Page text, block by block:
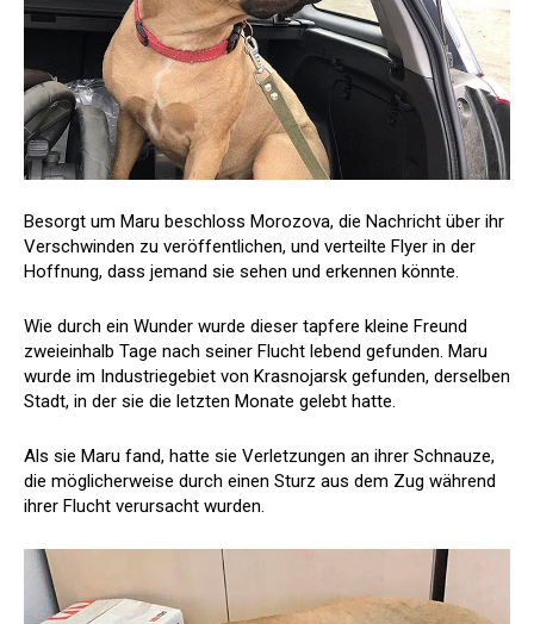
Besorgt um Maru beschloss Morozova, die Nachricht über ihr
Verschwinden zu veröffentlichen, und verteilte Flyer in der
Hoffnung, dass jemand sie sehen und erkennen könnte.
Wie durch ein Wunder wurde dieser tapfere kleine Freund
zweieinhalb Tage nach seiner Flucht lebend gefunden. Maru
wurde im Industriegebiet von Krasnojarsk gefunden, derselben
Stadt, in der sie die letzten Monate gelebt hatte.
Als sie Maru fand, hatte sie Verletzungen an ihrer Schnauze,
die möglicherweise durch einen Sturz aus dem Zug während
ihrer Flucht verursacht wurden.